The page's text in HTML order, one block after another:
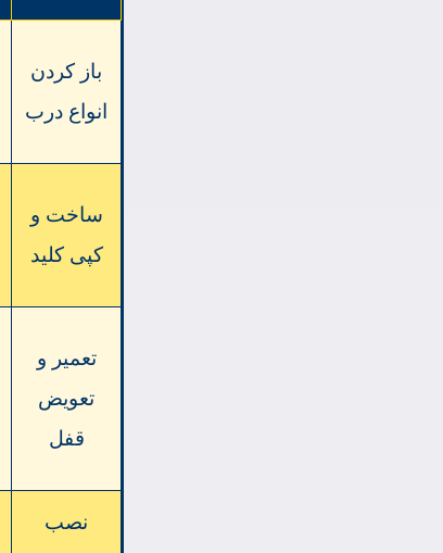
باز کردن
انواع درب
ساخت و
کپی کلید
تعمیر و
تعویض
قفل
نصب